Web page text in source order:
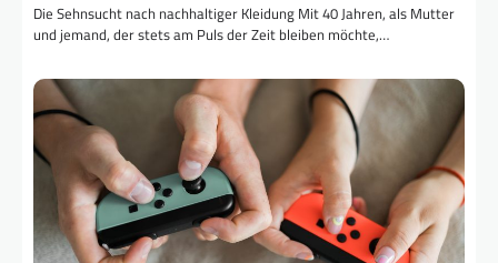
Die Sehnsucht nach nachhaltiger Kleidung Mit 40 Jahren, als Mutter
und jemand, der stets am Puls der Zeit bleiben möchte,…